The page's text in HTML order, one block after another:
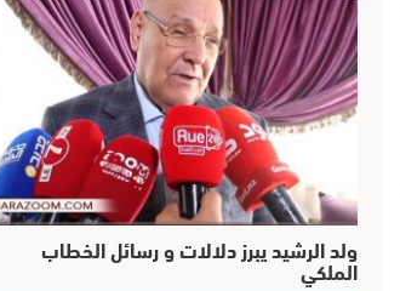
ولد الرشيد يبرز دلالات و رسائل الخطاب
الملكي